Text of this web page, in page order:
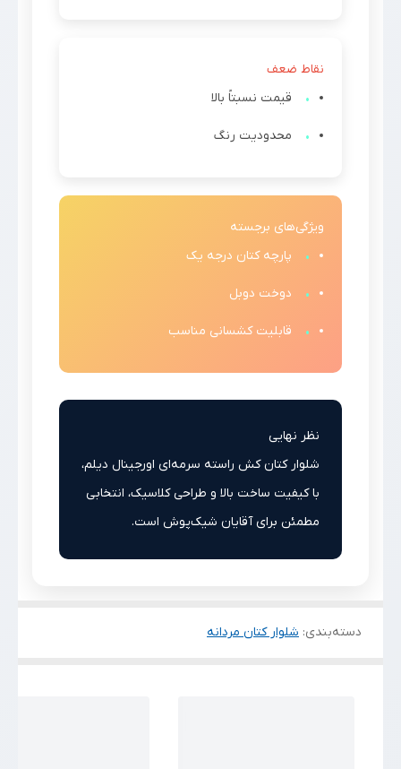
نقاط ضعف
قیمت نسبتاً بالا
محدودیت رنگ
ویژگی‌های برجسته
پارچه کتان درجه یک
دوخت دوبل
قابلیت کشسانی مناسب
نظر نهایی
شلوار کتان کش راسته سرمه‌ای اورجینال دیلم،
با کیفیت ساخت بالا و طراحی کلاسیک، انتخابی
مطمئن برای آقایان شیک‌پوش است.
دسته‌بندی: شلوار کتان مردانه